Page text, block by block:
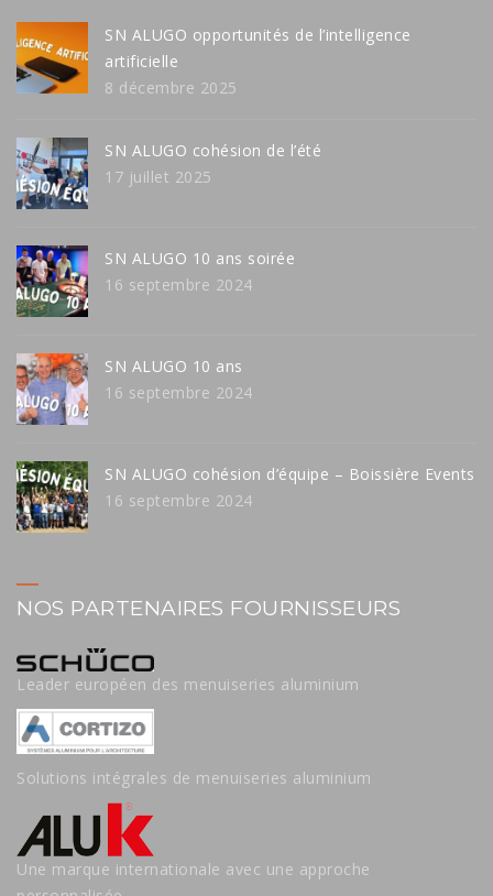
SN ALUGO opportunités de l’intelligence
artificielle
8 décembre 2025
SN ALUGO cohésion de l’été
17 juillet 2025
SN ALUGO 10 ans soirée
16 septembre 2024
SN ALUGO 10 ans
16 septembre 2024
SN ALUGO cohésion d’équipe – Boissière Events
16 septembre 2024
NOS PARTENAIRES FOURNISSEURS
Leader européen des menuiseries aluminium
Solutions intégrales de menuiseries aluminium
Une marque internationale avec une approche